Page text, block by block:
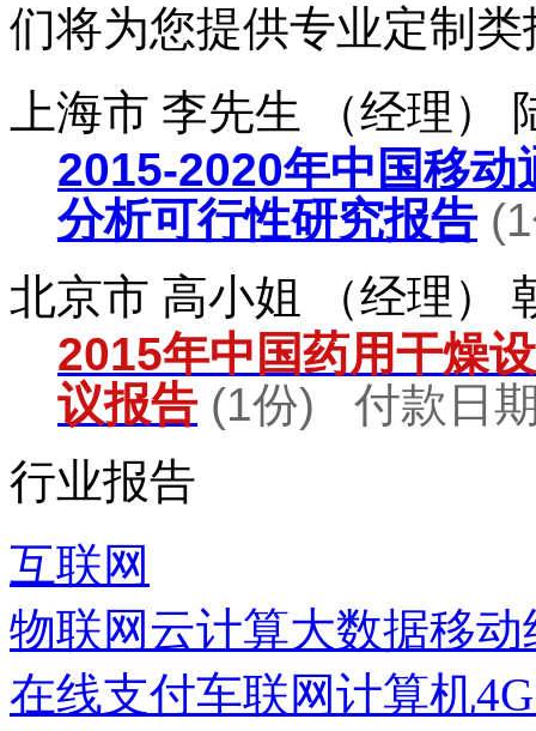
们将为您提供专业定制类
上海市 李先生 （经理）
2015-2020年中国移
分析可行性研究报告(1
北京市 高小姐 （经理）
2015年中国药用干燥
议报告 (1份) 付款日
行业报告
互联网
物联网 云计算大数据移动
在线支付车联网计算机